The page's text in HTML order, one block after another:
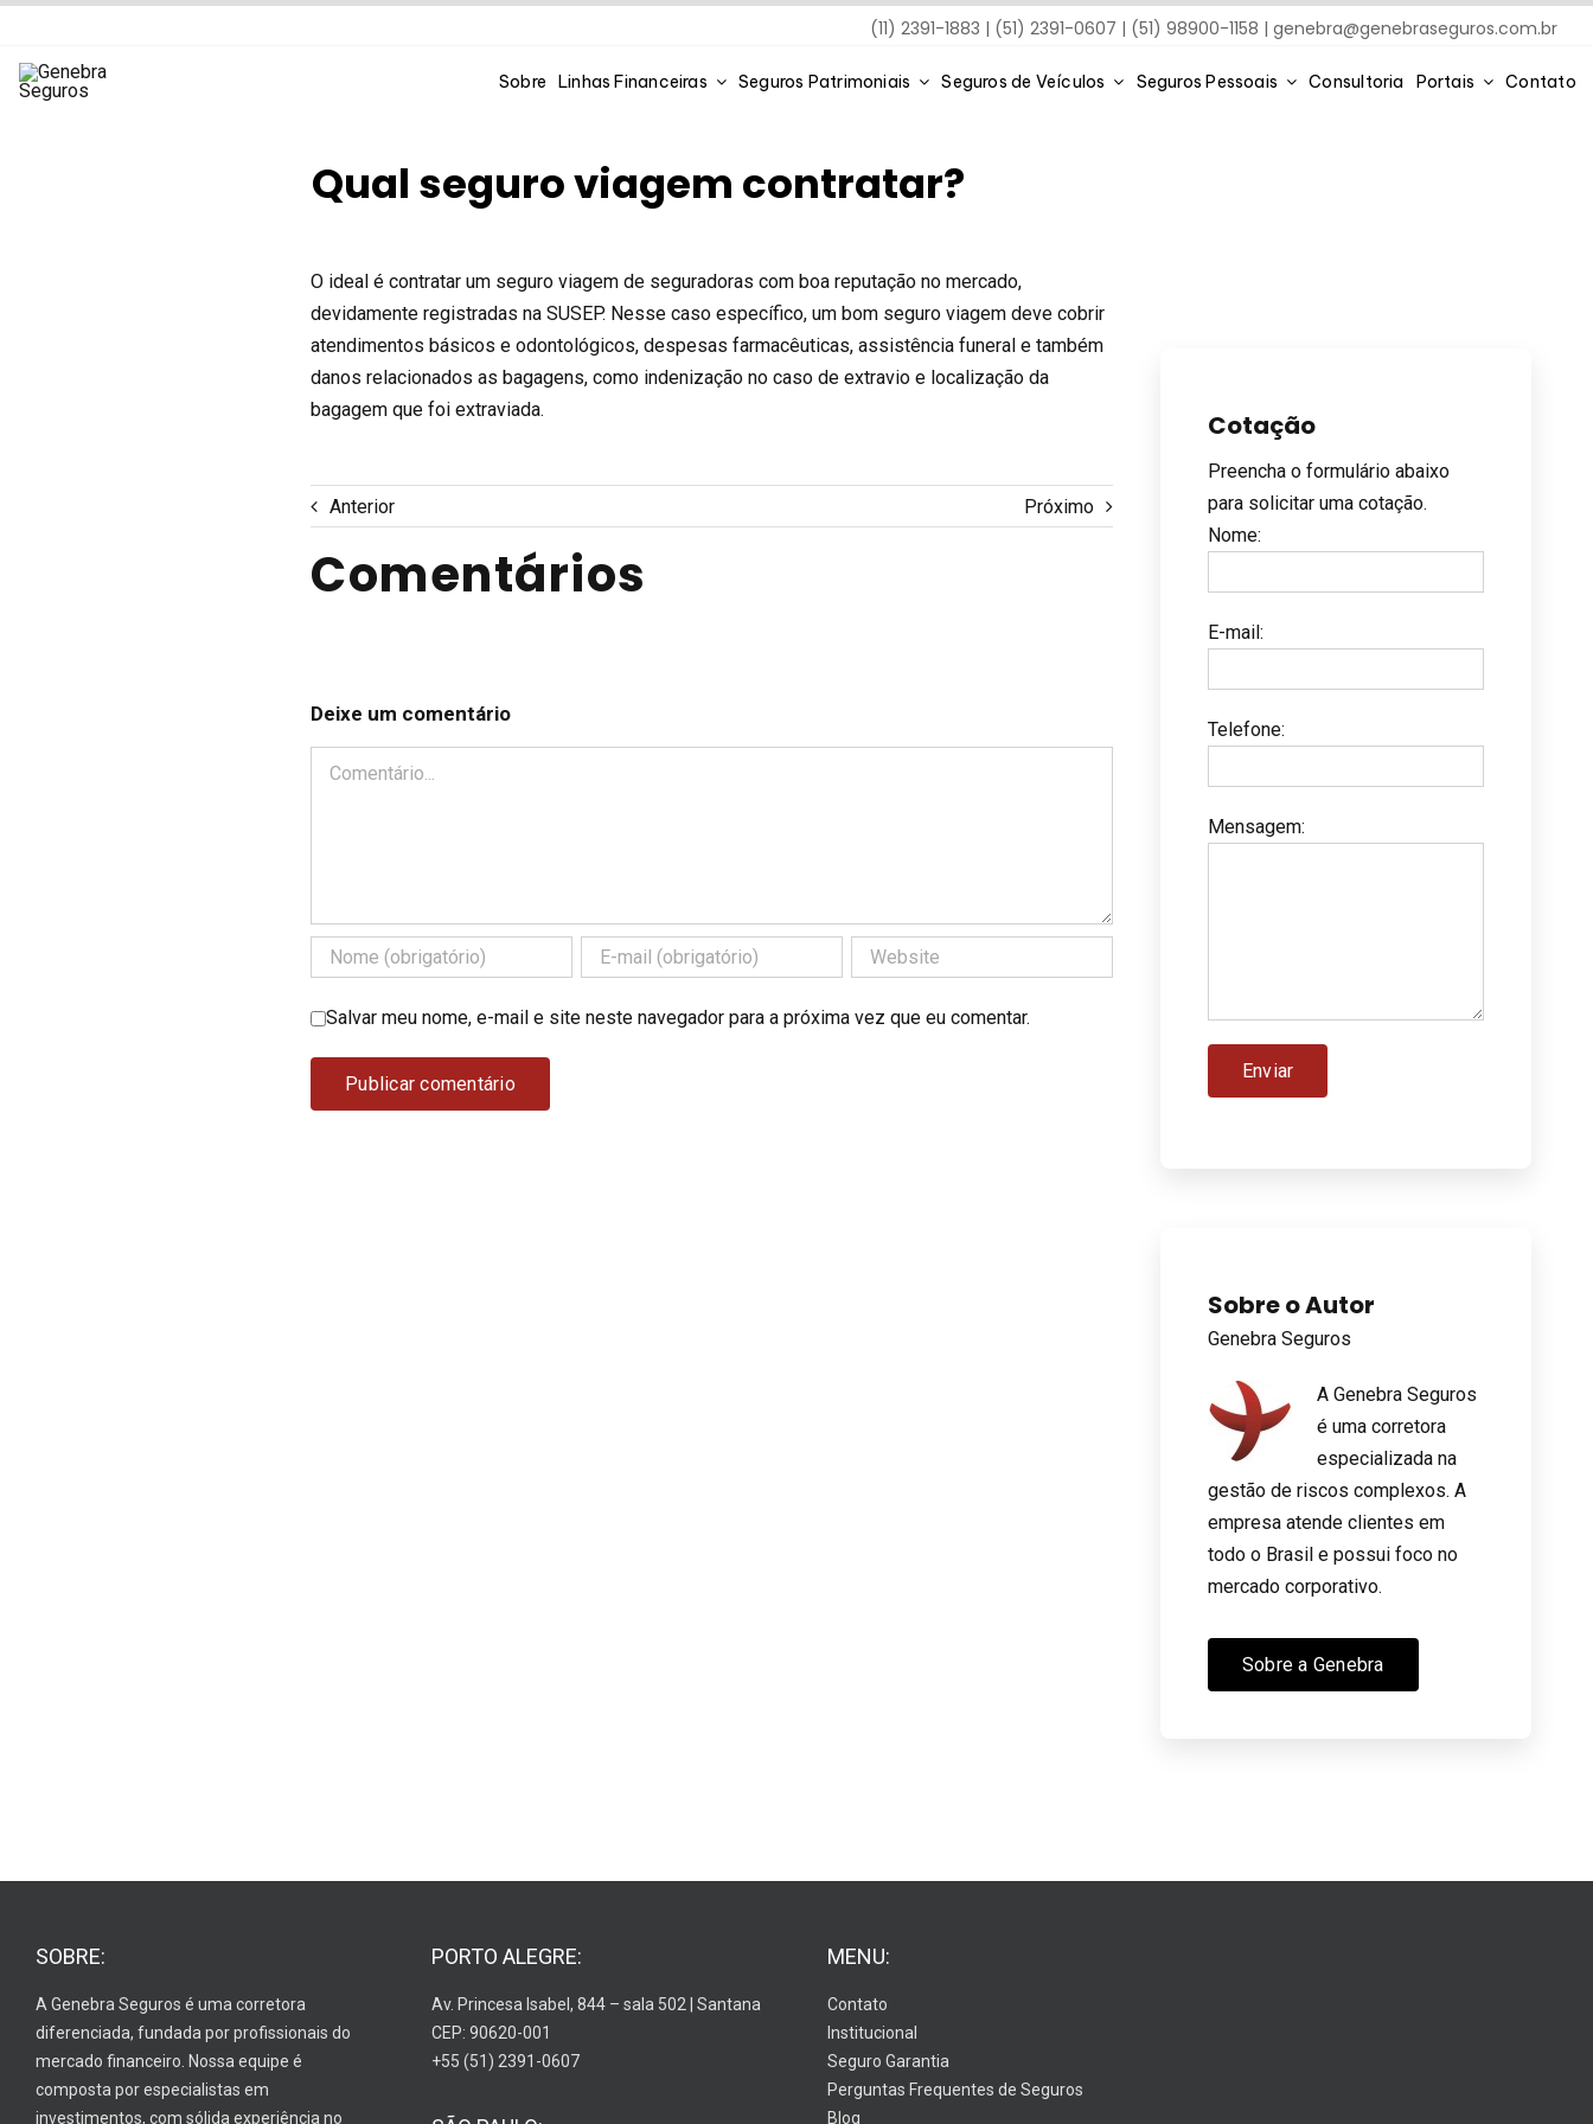
(11) 2391-1883 | (51) 2391-0607 | (51) 98900-1158 |genebra@genebraseguros.com.br
Sobre Linhas Financeiras Seguros Patrimoniais Seguros de Veículos Seguros Pessoais Consultoria Portais Contato
Qual seguro viagem contratar?
O ideal é contratar um seguro viagem de seguradoras com boa reputação no mercado,
devidamente registradas na SUSEP. Nesse caso específico, um bom seguro viagem deve cobrir
atendimentos básicos e odontológicos, despesas farmacêuticas, assistência funeral e também
danos relacionados as bagagens, como indenização no caso de extravio e localização da
bagagem que foi extraviada.
Anterior Próximo
Comentários
Deixe um comentário
Comentário
Salvar meu nome, e-mail e site neste navegador para a próxima vez que eu comentar.
Cotação
Preencha o formulário abaixo
para solicitar uma cotação.
Nome:
E-mail:
Telefone:
Mensagem:
Sobre o Autor
Genebra Seguros
A Genebra Seguros
é uma corretora
especializada na
gestão de riscos complexos. A
empresa atende clientes em
todo o Brasil e possui foco no
mercado corporativo.
Sobre a Genebra
SOBRE:
A Genebra Seguros é uma corretora
diferenciada, fundada por profissionais do
mercado financeiro. Nossa equipe é
composta por especialistas em
investimentos, com sólida experiência no
PORTO ALEGRE:
Av. Princesa Isabel, 844 – sala 502 | Santana
CEP: 90620-001
+55 (51) 2391-0607
MENU:
Contato
Institucional
Seguro Garantia
Perguntas Frequentes de Seguros
Blog